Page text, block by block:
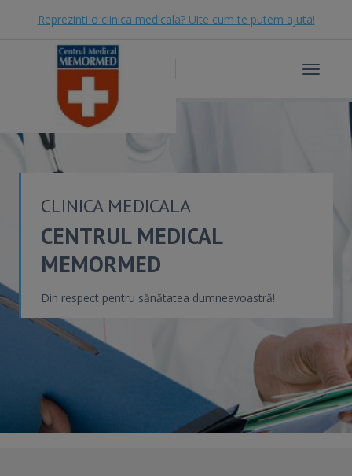
Reprezinti o clinica medicala? Uite cum te putem ajuta!
Toggle
CLINICA MEDICALA
CENTRUL MEDICAL
MEMORMED
Din respect pentru sănătatea dumneavoastră!